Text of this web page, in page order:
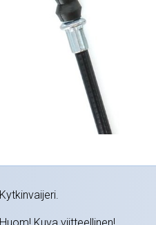
Kytkinvaijeri.